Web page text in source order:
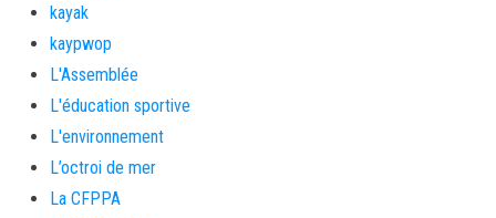
kayak
kaypwop
L'Assemblée
L'éducation sportive
L'environnement
L’octroi de mer
La CFPPA